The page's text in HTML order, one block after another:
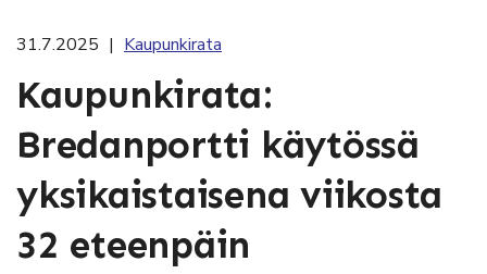
31.7.2025 | Kaupunkirata
Kaupunkirata:
Bredanportti käytössä
yksikaistaisena viikosta
32 eteenpäin